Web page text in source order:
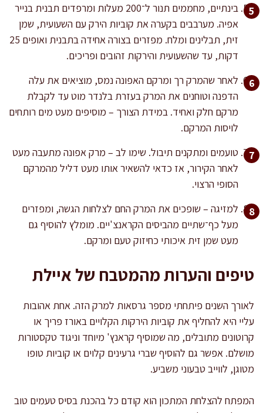
בינתיים, מחממים תנור ל־200 מעלות ומרפדים תבנית בנייר
אפיה. מערבבים בקערה את קוביות הירק עם השעועית, שמן
זית, תבלינים ומלח. מפזרים בצורה אחידה בתבנית ואופים 25
דקות, עד שהשעועית והירקות זהובים ופריכים.
לאחר שהמרק רך ומרקם האפונה נמס, מוציאים את עלה
הדפנה וטוחנים את המרק בעזרת בלנדר מוט עד לקבלת
מרקם חלק ואחיד. במידת הצורך – מוסיפים מעט מים רותחים
לויסות המרקם.
טועמים ומתקנים תיבול. שימו לב – מרק אפונה מתעבה מעט
לאחר הקירור, אז כדאי להשאיר אותו מעט דליל מהמרקם
הסופי הרצוי.
למזיגה – שופכים את המרק החם לצלחות הגשה, ומפזרים
מעל כף־שתיים מהביסים הקראנצ'יים. מומלץ להוסיף גם
מעט שמן זית איכותי כחיזוק טעם ומרקם.
טיפים והערות מהמטבח של איילת
לאורך השנים פיתחתי מספר גרסאות למרק הזה. אחת אהובות
עליי היא להחליף את קוביות הירקות הקלויים באורז פריך או
קרוטונים מתובלים, מה שמוסיף קראנץ' מיוחד וניגוד טקסטורות
מושלם. אפשר גם להוסיף שברי גרעינים קלוים או קוביות טופו
מטוגן, לווייב טבעוני משביע.
המפתח להצלחת המתכון הוא קודם כל בהכנת בסיס טעמים טוב